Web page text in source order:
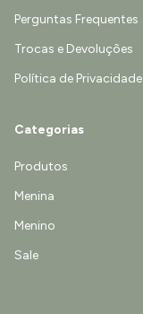
Perguntas Frequentes
Trocas e Devoluções
Política de Privacidade
Categorias
Produtos
Menina
Menino
Sale